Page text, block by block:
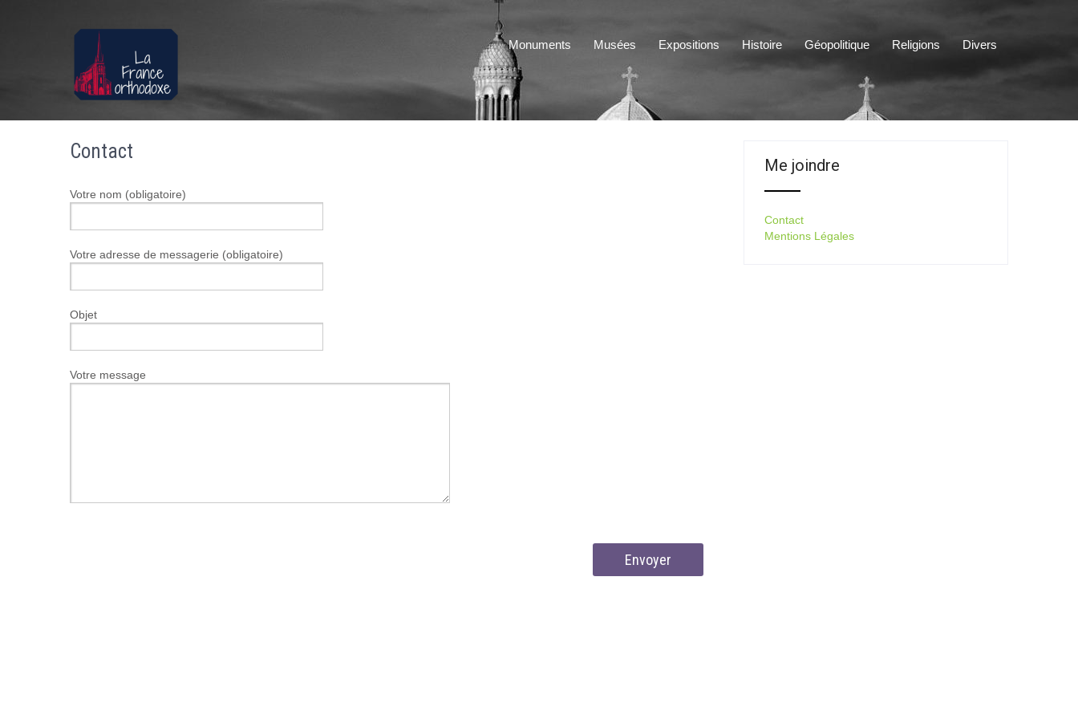
Monuments Musées Expositions Histoire Géopolitique Religions Divers
Contact
Votre nom (obligatoire)
Votre adresse de messagerie (obligatoire)
Objet
Votre message
Me joindre
Contact
Mentions Légales